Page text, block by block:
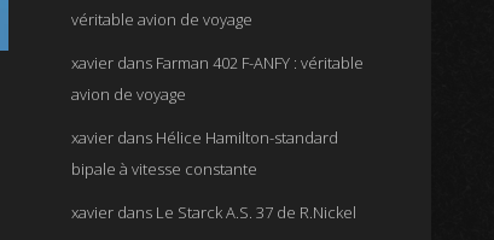
véritable avion de voyage
xavier dans Farman 402 F-ANFY : véritable
avion de voyage
xavier dans Hélice Hamilton-standard
bipale à vitesse constante
xavier dans Le Starck A.S. 37 de R.Nickel